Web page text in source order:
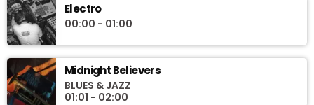
Electro
00:00 - 01:00
Midnight Believers
BLUES & JAZZ
01:01 - 02:00